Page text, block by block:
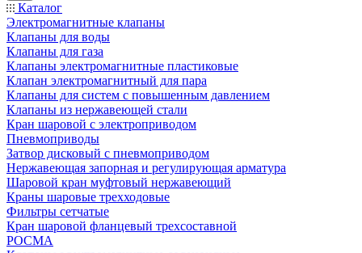
Каталог
Электромагнитные клапаны
Клапаны для воды
Клапаны для газа
Клапаны электромагнитные пластиковые
Клапан электромагнитный для пара
Клапаны для систем с повышенным давлением
Клапаны из нержавеющей стали
Кран шаровой с электроприводом
Пневмоприводы
Затвор дисковый с пневмоприводом
Нержавеющая запорная и регулирующая арматура
Шаровой кран муфтовый нержавеющий
Краны шаровые трехходовые
Фильтры сетчатые
Кран шаровой фланцевый трехсоставной
РОСМА